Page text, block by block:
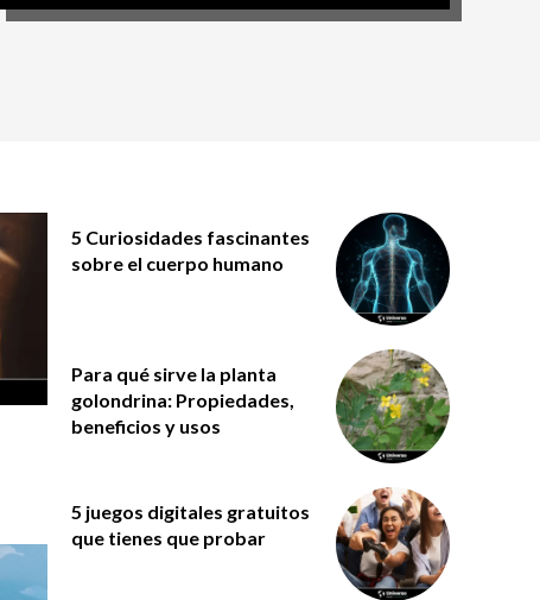
5 Curiosidades fascinantes
sobre el cuerpo humano
Para qué sirve la planta
golondrina: Propiedades,
beneficios y usos
5 juegos digitales gratuitos
que tienes que probar